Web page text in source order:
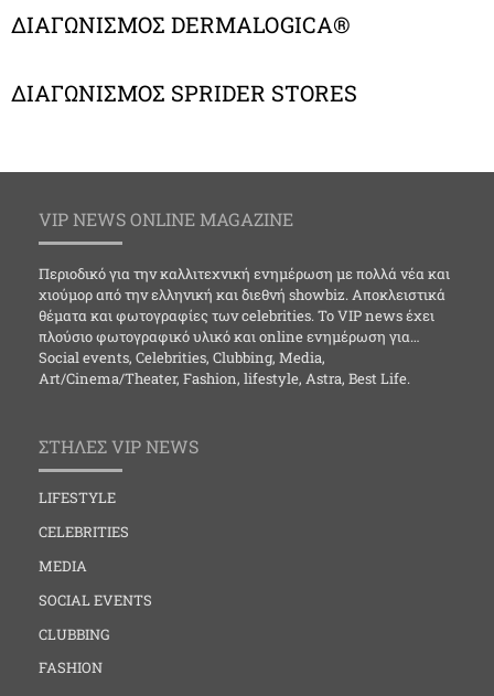
ΔΙΑΓΩΝΙΣΜΟΣ DERMALOGICA®
ΔΙΑΓΩΝΙΣΜΟΣ SPRIDER STORES
VIP NEWS ONLINE MAGAZINE
Περιοδικό για την καλλιτεχνική ενημέρωση με πολλά νέα και
χιούμορ από την ελληνική και διεθνή showbiz. Αποκλειστικά
θέματα και φωτογραφίες των celebrities. Το VIP news έχει
πλούσιο φωτογραφικό υλικό και online ενημέρωση για…
Social events, Celebrities, Clubbing, Media,
Art/Cinema/Theater, Fashion, lifestyle, Astra, Best Life.
ΣΤΗΛΕΣ VIP NEWS
LIFESTYLE
CELEBRITIES
MEDIA
SOCIAL EVENTS
CLUBBING
FASHION